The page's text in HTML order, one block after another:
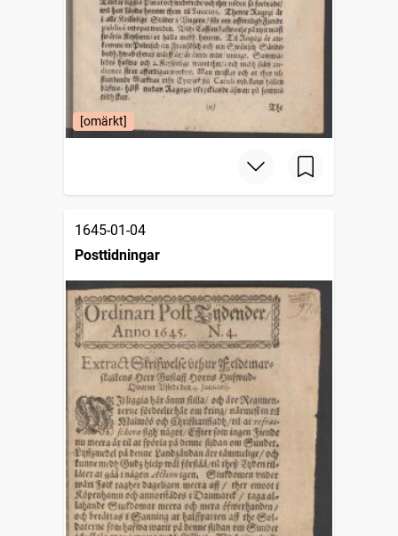
[omärkt]
1645-01-04
Posttidningar